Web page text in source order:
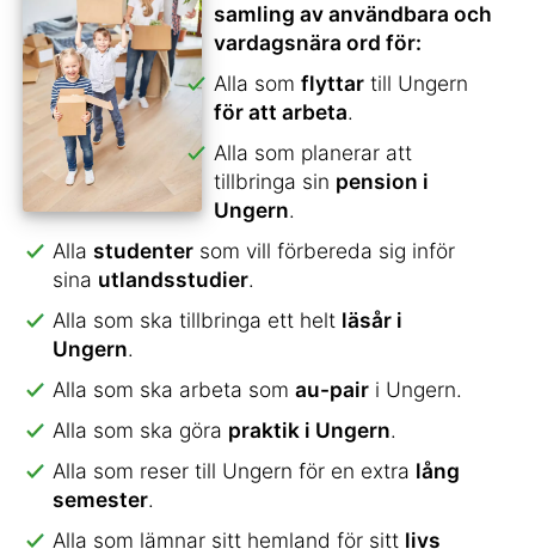
samling av användbara och
vardagsnära ord för:
Alla som flyttar till Ungern
för att arbeta.
Alla som planerar att
tillbringa sin pension i
Ungern.
Alla studenter som vill förbereda sig inför
sina utlandsstudier.
Alla som ska tillbringa ett helt läsår i
Ungern.
Alla som ska arbeta som au-pair i Ungern.
Alla som ska göra praktik i Ungern.
Alla som reser till Ungern för en extra lång
semester.
Alla som lämnar sitt hemland för sitt livs